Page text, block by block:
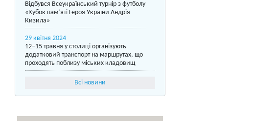
Відбувся Всеукраїнський турнір з футболу
«Кубок пам’яті Героя України Андрія
Кизила»
29 квітня 2024
12–15 травня у столиці організують
додатковий транспорт на маршрутах, що
проходять поблизу міських кладовищ
Всі новини